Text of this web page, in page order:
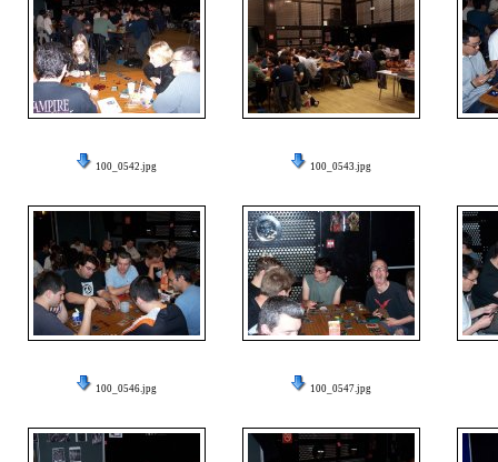
100_0542.jpg 100_0543.jpg
100_0546.jpg 100_0547.jpg